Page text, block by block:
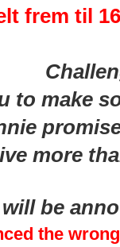
frem til
to make
more
be
the